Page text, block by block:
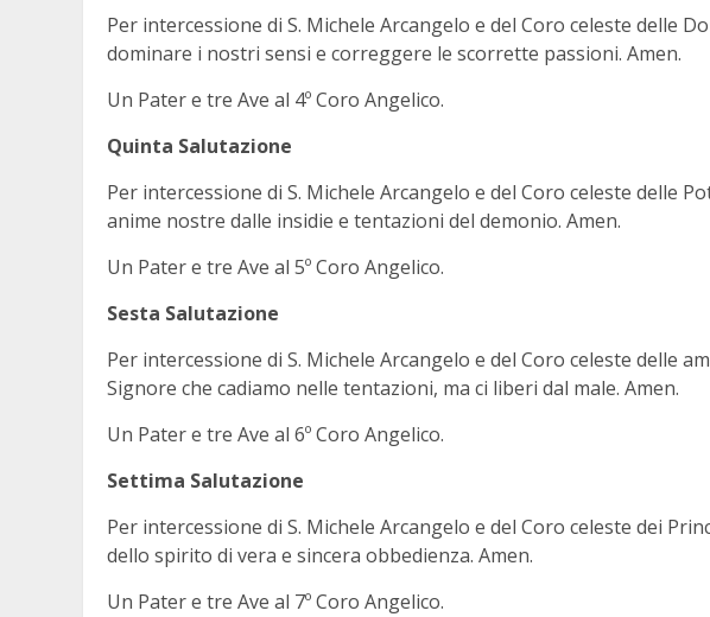
Per intercessione di S. Michele Arcangelo e del Coro celeste delle
dominare i nostri sensi e correggere le scorrette passioni. Amen.
Un Pater e tre Ave al 4º Coro Angelico.
Quinta Salutazione
Per intercessione di S. Michele Arcangelo e del Coro celeste delle
anime nostre dalle insidie e tentazioni del demonio. Amen.
Un Pater e tre Ave al 5º Coro Angelico.
Sesta Salutazione
Per intercessione di S. Michele Arcangelo e del Coro celeste delle
Signore che cadiamo nelle tentazioni, ma ci liberi dal male. Amen.
Un Pater e tre Ave al 6º Coro Angelico.
Settima Salutazione
Per intercessione di S. Michele Arcangelo e del Coro celeste dei
dello spirito di vera e sincera obbedienza. Amen.
Un Pater e tre Ave al 7º Coro Angelico.